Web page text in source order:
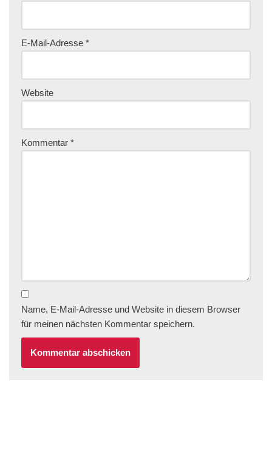
E-Mail-Adresse *
Website
Kommentar *
Name, E-Mail-Adresse und Website in diesem Browser
für meinen nächsten Kommentar speichern.